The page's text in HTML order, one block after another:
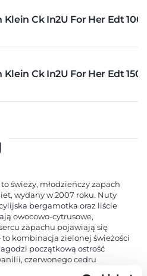
Klein Ck In2U For Her Edt
Klein Ck In2U For Her Edt
świeży, młodzieńczy zapach
wydany w 2007 roku. Nuty
bergamotka oraz liście
owocowo-cytrusowe,
zapachu pojawiają się
kombinacja zielonej świeżości
początkową ostrość
czerwonego cedru